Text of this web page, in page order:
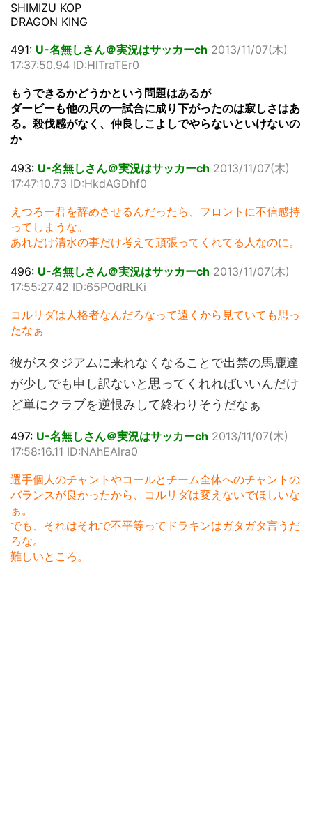
SHIMIZU KOP
DRAGON KING
491: U-名無しさん＠実況はサッカーch 2013/11/07(木)
17:37:50.94 ID:HlTraTEr0
もうできるかどうかという問題はあるが
ダービーも他の只の一試合に成り下がったのは寂しさはあ
る。殺伐感がなく、仲良しこよしでやらないといけないの
か
493: U-名無しさん＠実況はサッカーch 2013/11/07(木)
17:47:10.73 ID:HkdAGDhf0
えつろー君を辞めさせるんだったら、フロントに不信感持
ってしまうな。
あれだけ清水の事だけ考えて頑張ってくれてる人なのに。
496: U-名無しさん＠実況はサッカーch 2013/11/07(木)
17:55:27.42 ID:65POdRLKi
コルリダは人格者なんだろなって遠くから見ていても思っ
たなぁ
彼がスタジアムに来れなくなることで出禁の馬鹿達
が少しでも申し訳ないと思ってくれればいいんだけ
ど単にクラブを逆恨みして終わりそうだなぁ
497: U-名無しさん＠実況はサッカーch 2013/11/07(木)
17:58:16.11 ID:NAhEAlra0
選手個人のチャントやコールとチーム全体へのチャントの
バランスが良かったから、コルリダは変えないでほしいな
ぁ。
でも、それはそれで不平等ってドラキンはガタガタ言うだ
ろな。
難しいところ。